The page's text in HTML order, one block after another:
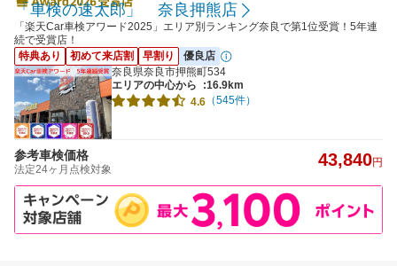
「車検の速太郎」 奈良押熊店
「楽天Car車検アワード2025」エリア別ランキング奈良で第1位受賞！5年連
続で受賞店！
特典あり
初めて来店割 早割り
優良店
奈良県奈良市押熊町534
エリアの中心から
:16.9km
4.6 （545件）
参考車検価格
法定24ヶ月点検対象 43,840円